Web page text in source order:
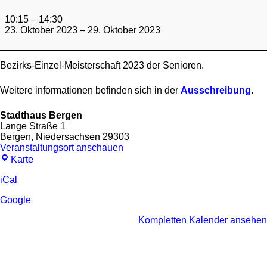
2023
Senioren
10:15 – 14:30
23. Oktober 2023 – 29. Oktober 2023
Bezirks-Einzel-Meisterschaft 2023 der Senioren.
Weitere informationen befinden sich in der Ausschreibung.
Stadthaus Bergen
Lange Straße 1
Bergen, Niedersachsen 29303
Veranstaltungsort anschauen
KarteStadthaus
iCal
Google
Kompletten Kalender ansehen